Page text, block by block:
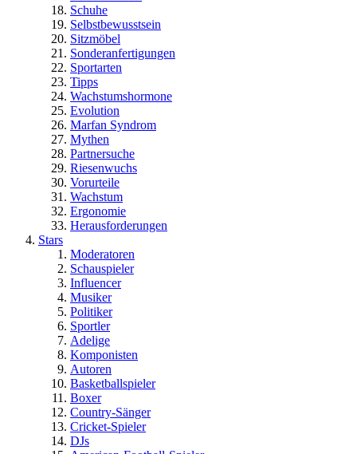
Schuhe
Selbstbewusstsein
Sitzmöbel
Sonderanfertigungen
Sportarten
Tipps
Wachstumshormone
Evolution
Marfan Syndrom
Mythen
Partnersuche
Riesenwuchs
Vorurteile
Wachstum
Ergonomie
Herausforderungen
Stars
Moderatoren
Schauspieler
Influencer
Musiker
Politiker
Sportler
Adelige
Komponisten
Autoren
Basketballspieler
Boxer
Country-Sänger
Cricket-Spieler
DJs